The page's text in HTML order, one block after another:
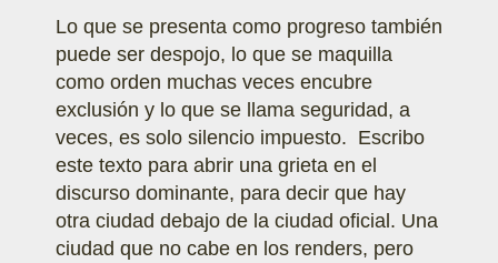
Lo que se presenta como progreso también
puede ser despojo, lo que se maquilla
como orden muchas veces encubre
exclusión y lo que se llama seguridad, a
veces, es solo silencio impuesto. Escribo
este texto para abrir una grieta en el
discurso dominante, para decir que hay
otra ciudad debajo de la ciudad oficial. Una
ciudad que no cabe en los renders, pero